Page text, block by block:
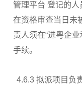
管理平台 登记的
在资格审查当日未
责人须在“进粤企
手续。
4.6.3 拟派项目负